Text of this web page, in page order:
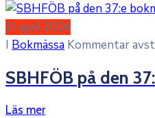
21 april 2026
I Bokmässa Kommentar
SBHFÖB på den
Läs mer